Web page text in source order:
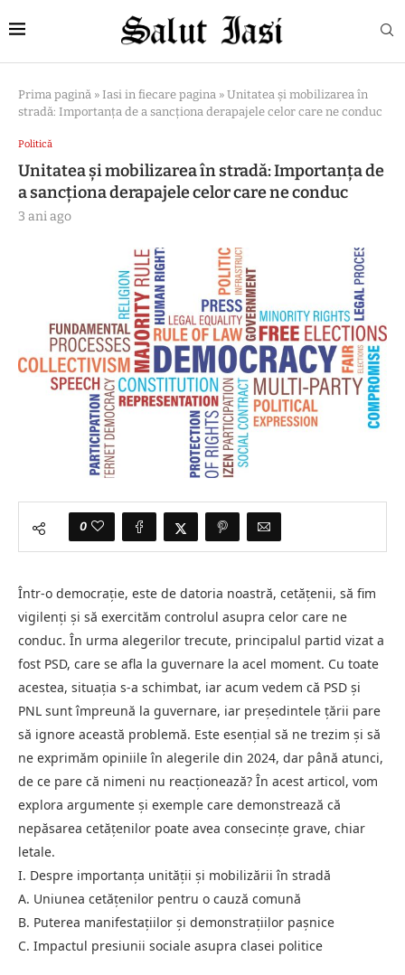
Prima pagină » Iasi in fiecare pagina » Unitatea și mobilizarea în
stradă: Importanța de a sancționa derapajele celor care ne conduc
Politică
Unitatea și mobilizarea în stradă: Importanța de
a sancționa derapajele celor care ne conduc
3 ani ago
0
Într-o democrație, este de datoria noastră, cetățenii, să fim
vigilenți și să exercităm controlul asupra celor care ne
conduc. În urma alegerilor trecute, principalul partid vizat a
fost PSD, care se afla la guvernare la acel moment. Cu toate
acestea, situația s-a schimbat, iar acum vedem că PSD și
PNL sunt împreună la guvernare, iar președintele țării pare
să ignore această problemă. Este esențial să ne trezim și să
ne exprimăm opiniile în alegerile din 2024, dar până atunci,
de ce pare că nimeni nu reacționează? În acest articol, vom
explora argumente și exemple care demonstrează că
nepăsarea cetățenilor poate avea consecințe grave, chiar
letale.
I. Despre importanța unității și mobilizării în stradă
A. Uniunea cetățenilor pentru o cauză comună
B. Puterea manifestațiilor și demonstrațiilor pașnice
C. Impactul presiunii sociale asupra clasei politice